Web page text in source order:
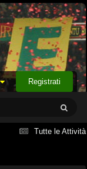
Registrati
Tutte le Attività